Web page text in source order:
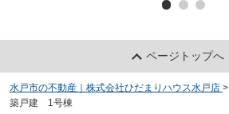
ページトップへ
水戸市の不動産｜株式会社ひだまりハウス水戸店 >
築戸建 1号棟